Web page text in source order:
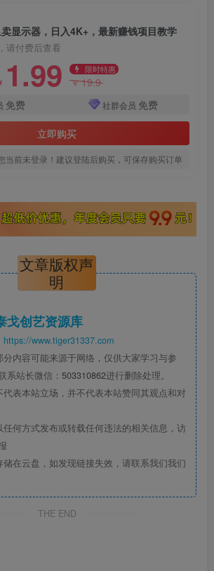
卖显示器，日入4K+，最新赚钱项目教学
请付费后查看
1.99 限时特惠
￥19.9
免费 社群会员 免费
立即购买
当前未登录！建议登陆后购买，可保存购买订单
文章版权声
明
戈创艺资源库
https://www.tiger31337.com
内容可能来源于网络，仅供大家学习与参
系站长微信： 503310862进行删除处理。
表本站立场，并不代表本站赞同其观点和对
任何方式发布或转载任何违法的相关信息，访
在云盘，如发现链接失效，请联系我们我们
THE END